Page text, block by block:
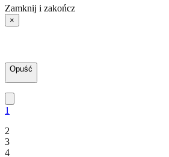
Zamknij i zakończ
×
Opuść
1
2
3
4